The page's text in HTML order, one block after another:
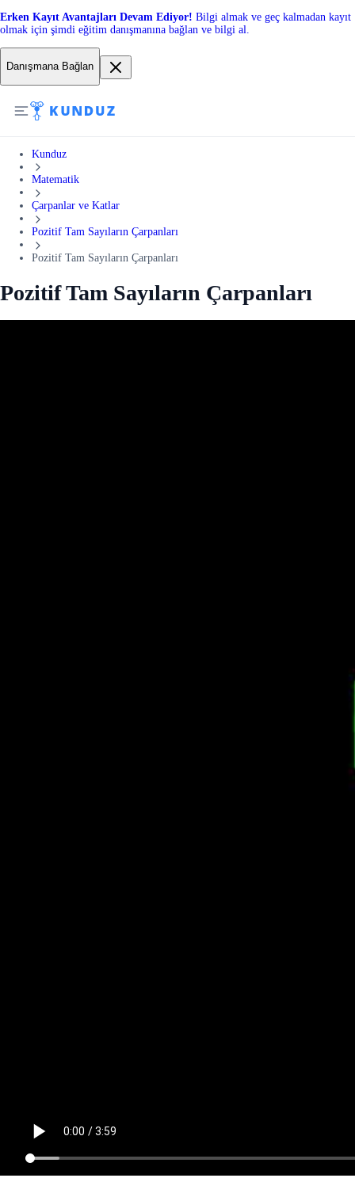
Erken Kayıt Avantajları Devam Ediyor! Bilgi almak ve geç kalmadan kayıt
olmak için şimdi eğitim danışmanına bağlan ve bilgi al.
Danışmana Bağlan
Kunduz
Matematik
Çarpanlar ve Katlar
Pozitif Tam Sayıların Çarpanları
Pozitif Tam Sayıların Çarpanları
Pozitif Tam Sayıların Çarpanları